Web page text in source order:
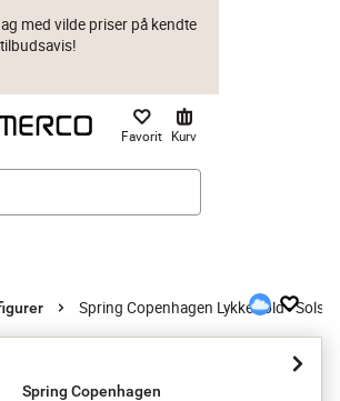
år Prismatch
med vilde priser på kendte
Favorit Kurv
Spring Copenhagen Lykketrold -
Spring Copenhagen